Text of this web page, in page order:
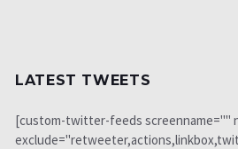
LATEST TWEETS
[custom-twitter-feeds screenname=""